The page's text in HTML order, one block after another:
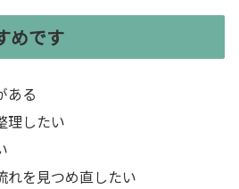
めです
ある
理したい
れを見つめ直したい